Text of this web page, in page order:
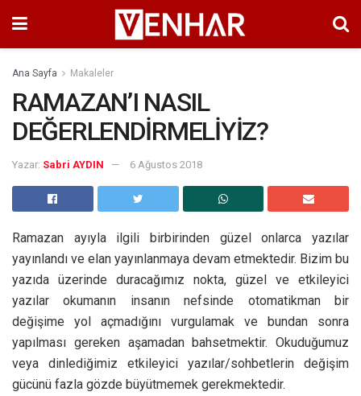
Ana Sayfa Makaleler
RAMAZAN’I NASIL
DEĞERLENDİRMELİYİZ?
Yazar: Sabri AYDIN 6 Ağustos 2018
Ramazan ayıyla ilgili birbirinden güzel onlarca yazılar
yayınlandı ve elan yayınlanmaya devam etmektedir. Bizim bu
yazıda üzerinde duracağımız nokta, güzel ve etkileyici
yazılar okumanın insanın nefsinde otomatikman bir
değişime yol açmadığını vurgulamak ve bundan sonra
yapılması gereken aşamadan bahsetmektir. Okuduğumuz
veya dinlediğimiz etkileyici yazılar/sohbetlerin değişim
gücünü fazla gözde büyütmemek gerekmektedir.